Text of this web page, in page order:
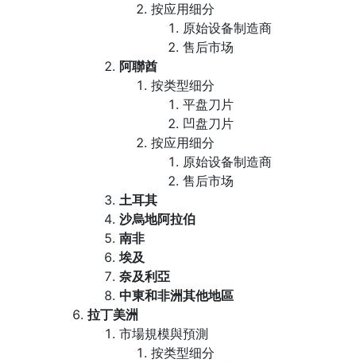
按应用细分
原始设备制造商
售后市场
阿聯酋
按类型细分
平盘刀片
凹盘刀片
按应用细分
原始设备制造商
售后市场
土耳其
沙烏地阿拉伯
南非
埃及
奈及利亞
中東和非洲其他地區
拉丁美洲
市場規模與預測
按类型细分